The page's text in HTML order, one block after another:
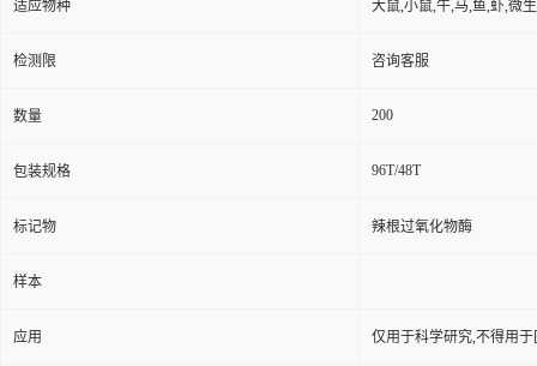
适应物种 大鼠,小鼠,牛,马,鱼,虾,微
检测限 咨询客服
数量 200
包装规格 96T/48T
标记物 辣根过氧化物酶
样本
应用 仅用于科学研究,不得用